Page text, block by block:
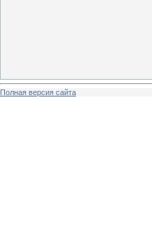
Полная версия сайта